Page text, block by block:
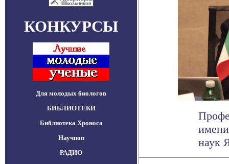
КОНКУРСЫ
Для молодых биологов
БИБЛИОТЕКИ
Библиотека Хроноса
Научпоп
РАДИО
наук